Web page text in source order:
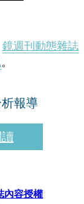
鏡週刊動態雜誌
。
報導
內容授權